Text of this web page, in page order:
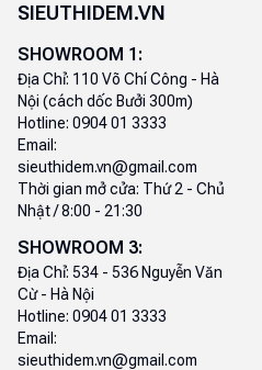
SIEUTHIDEM.VN
SHOWROOM 1 :
Địa Chỉ: 110 Võ Chí Công - Hà
Nội (cách dốc Bưởi 300m)
Hotline: 0904 01 3333
Email:
sieuthidem.vn@gmail.com
Thời gian mở cửa: Thứ 2 - Chủ
Nhật / 8:00 - 21:30
SHOWROOM 3:
Địa Chỉ: 534 - 536 Nguyễn Văn
Cừ - Hà Nội
Hotline: 0904 01 3333
Email:
sieuthidem.vn@gmail.com